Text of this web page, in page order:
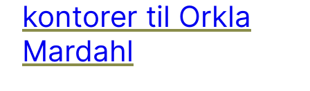
kontorer til Orkla
Mardahl